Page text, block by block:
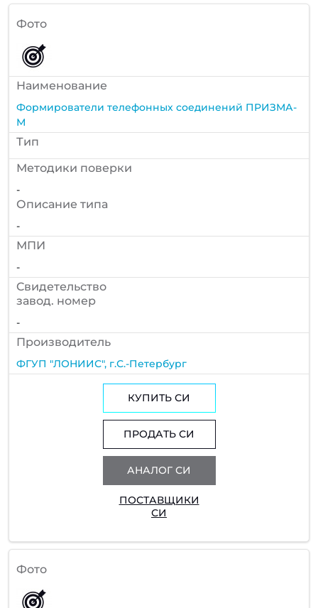
Фото
Наименование
Формирователи телефонных соединений ПРИЗМА-
М
Тип
Методики поверки
-
Описание типа
-
МПИ
-
Cвидетельство
завод. номер
-
Производитель
ФГУП "ЛОНИИС", г.С.-Петербург
КУПИТЬ СИ
ПРОДАТЬ СИ
АНАЛОГ СИ
ПОСТАВЩИКИ
СИ
Фото